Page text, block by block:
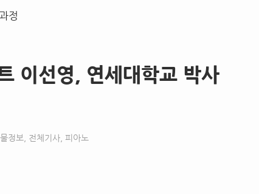
이선영, 연세대학교 박사
정보 전체기사 피아노